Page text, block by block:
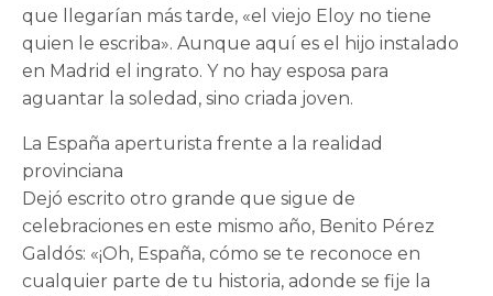
que llegarían más tarde, «el viejo Eloy no tiene
quien le escriba». Aunque aquí es el hijo instalado
en Madrid el ingrato. Y no hay esposa para
aguantar la soledad, sino criada joven.
La España aperturista frente a la realidad
provinciana
Dejó escrito otro grande que sigue de
celebraciones en este mismo año, Benito Pérez
Galdós: «¡Oh, España, cómo se te reconoce en
cualquier parte de tu historia, adonde se fije la